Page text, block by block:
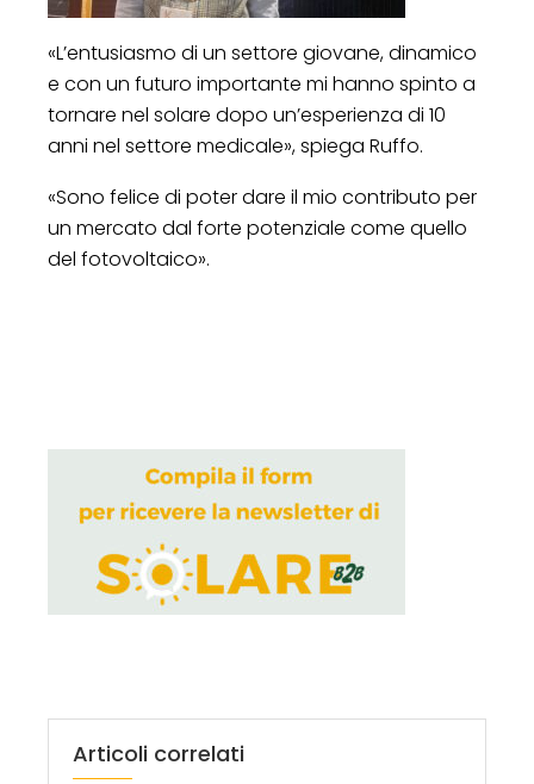
«L’entusiasmo di un settore giovane, dinamico
e con un futuro importante mi hanno spinto a
tornare nel solare dopo un’esperienza di 10
anni nel settore medicale», spiega Ruffo.
«Sono felice di poter dare il mio contributo per
un mercato dal forte potenziale come quello
del fotovoltaico».
Articoli correlati